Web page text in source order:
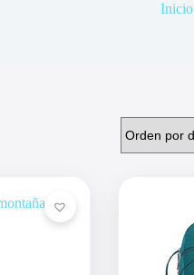
Inicio